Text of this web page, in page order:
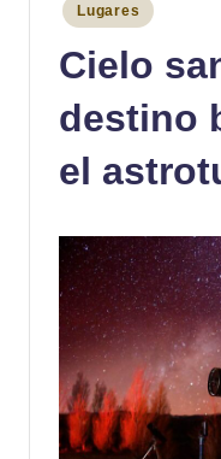
Publicado
en
Lugares
Cielo
destino
el